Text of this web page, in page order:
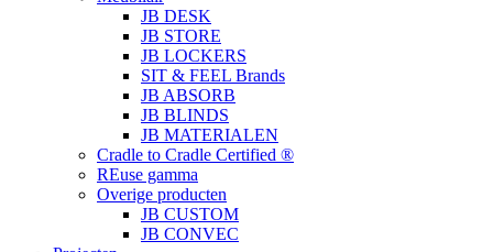
JB DESK
JB STORE
JB LOCKERS
SIT & FEEL Brands
JB ABSORB
JB BLINDS
JB MATERIALEN
Cradle to Cradle Certified ®
REuse gamma
Overige producten
JB CUSTOM
JB CONVEC